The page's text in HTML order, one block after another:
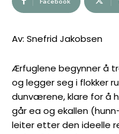
Av: Snefrid Jakobsen
Ærfuglene begynner å
og legger seg i flokker
dunværene, klare for å
går ea og ekallen
leiter etter den ideelle